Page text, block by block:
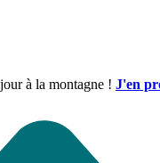
à la montagne ! J'en